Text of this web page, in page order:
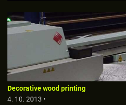
Decorative wood printing
4. 10. 2013 •